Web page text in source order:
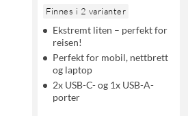
Finnes i 2 varianter
Ekstremt liten – perfekt for
reisen!
Perfekt for mobil, nettbrett
og laptop
2x USB-C- og 1x USB-A-
porter